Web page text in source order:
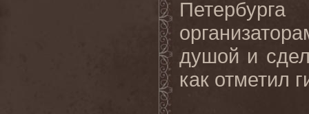
душой и
как отметил